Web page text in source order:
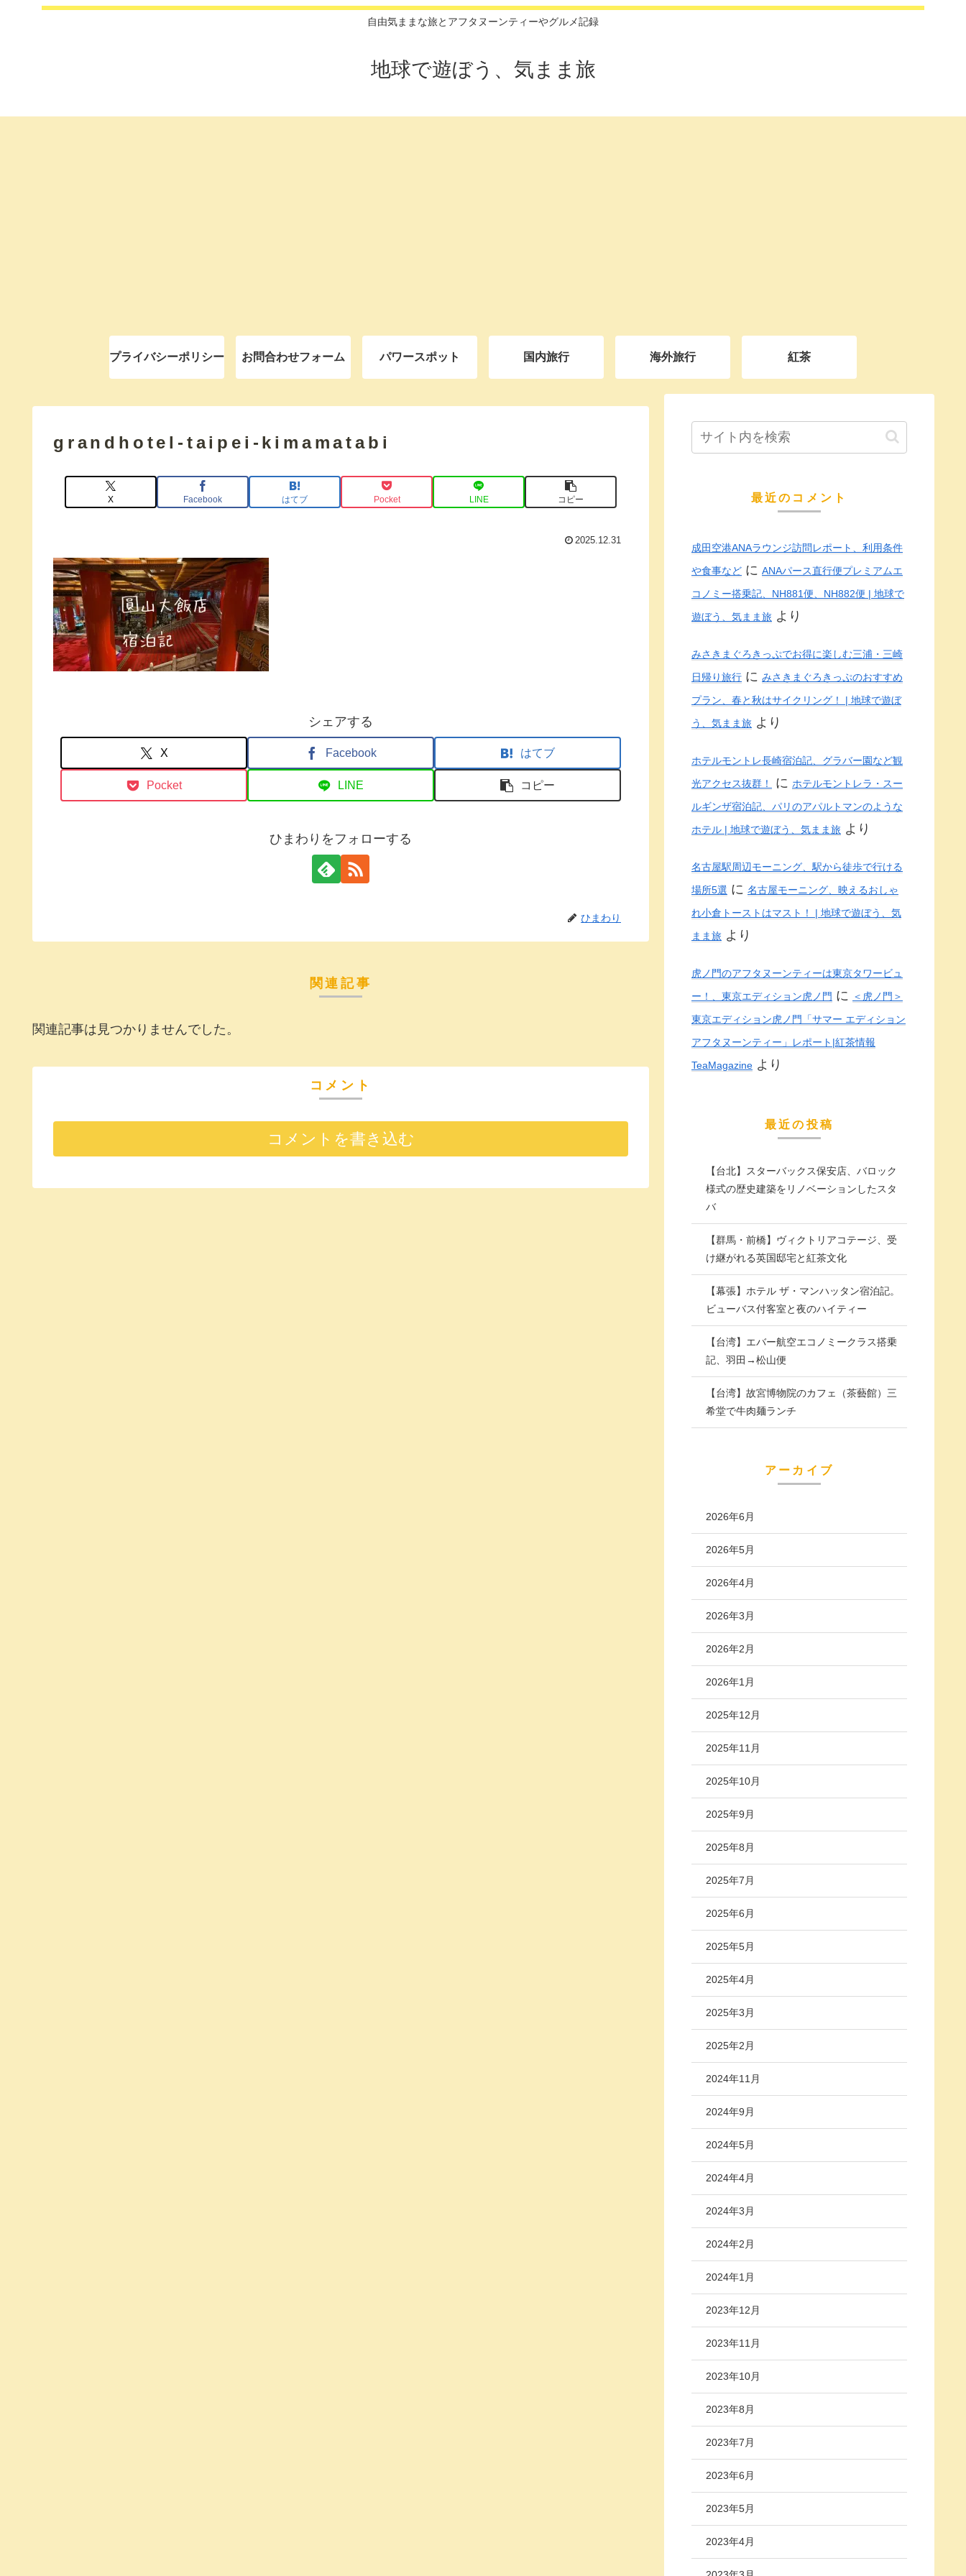
自由気ままな旅とアフタヌーンティーやグルメ記録
地球で遊ぼう、気まま旅
プライバシーポリシー お問合わせフォーム パワースポット 国内旅行 海外旅行 紅茶
grandhotel-taipei-kimamatabi
X Facebook はてブ Pocket LINE コピー
2025.12.31
シェアする
X Facebook はてブ
Pocket LINE コピー
ひまわりをフォローする
ひまわり
関連記事
関連記事は見つかりませんでした。
コメント
コメントを書き込む
最近のコメント
成田空港ANAラウンジ訪問レポート、利用条件
や食事など に ANAパース直行便プレミアムエ
コノミー搭乗記、NH881便、NH882便 | 地球で
遊ぼう、気まま旅 より
みさきまぐろきっぷでお得に楽しむ三浦・三崎
日帰り旅行 に みさきまぐろきっぷのおすすめ
プラン、春と秋はサイクリング！ | 地球で遊ぼ
う、気まま旅 より
ホテルモントレ長崎宿泊記、グラバー園など観
光アクセス抜群！
に ホテルモントレラ・スー
ルギンザ宿泊記、パリのアパルトマンのような
ホテル | 地球で遊ぼう、気まま旅 より
名古屋駅周辺モーニング、駅から徒歩で行ける
場所5選 に 名古屋モーニング、映えるおしゃ
れ小倉トーストはマスト！ | 地球で遊ぼう、気
まま旅 より
虎ノ門のアフタヌーンティーは東京タワービュ
ー！、東京エディション虎ノ門 に
＜虎ノ門＞
東京エディション虎ノ門「サマー エディション
アフタヌーンティー」レポート|紅茶情報
TeaMagazine より
最近の投稿
【台北】スターバックス保安店、バロック
様式の歴史建築をリノベーションしたスタ
バ
【群馬・前橋】ヴィクトリアコテージ、受
け継がれる英国邸宅と紅茶文化
【幕張】ホテル ザ・マンハッタン宿泊記。
ビューバス付客室と夜のハイティー
【台湾】エバー航空エコノミークラス搭乗
記、羽田→松山便
【台湾】故宮博物院のカフェ（茶藝館）三
希堂で牛肉麺ランチ
アーカイブ
2026年6月
2026年5月
2026年4月
2026年3月
2026年2月
2026年1月
2025年12月
2025年11月
2025年10月
2025年9月
2025年8月
2025年7月
2025年6月
2025年5月
2025年4月
2025年3月
2025年2月
2024年11月
2024年9月
2024年5月
2024年4月
2024年3月
2024年2月
2024年1月
2023年12月
2023年11月
2023年10月
2023年8月
2023年7月
2023年6月
2023年5月
2023年4月